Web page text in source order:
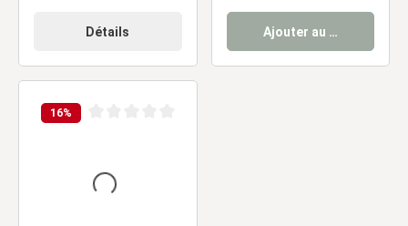
Détails Ajouter au panier
16%